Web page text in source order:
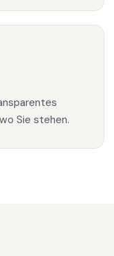
Sie stehen.